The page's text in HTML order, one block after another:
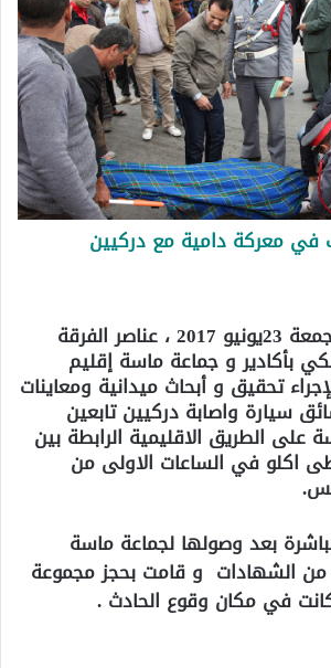
معركة دامية مع دركيين
حلت صباح اليوم الجمعة 23يونيو 2017 ، عناصر الفرقة
بأكادير و جماعة ماسة إقليم
تحقيق و أبحاث ميدانية ومعاينات
سيارة واصابة دركيين تابعين
على الطريق الاقليمية الرابطة بين
اكلو في الساعات الاولى من
بعد وصولها لجماعة ماسة
الشهادات و قامت بحجز مجموعة
في مكان وقوع الحادث .